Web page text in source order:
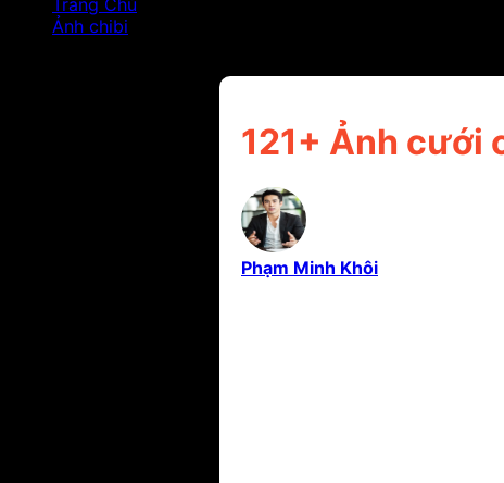
Trang Chủ
Ảnh chibi
121+ Ảnh cưới
Phạm Minh Khôi